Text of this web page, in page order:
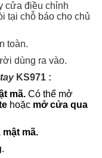
cửa điều chỉnh
tại chỗ báo cho chủ
toàn.
dùng ra vào.
KS971 :
mã. Có thể mở
hoặc mở cửa qua
mật mã.
.